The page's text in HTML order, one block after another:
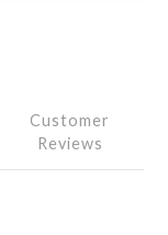
Customer
Reviews